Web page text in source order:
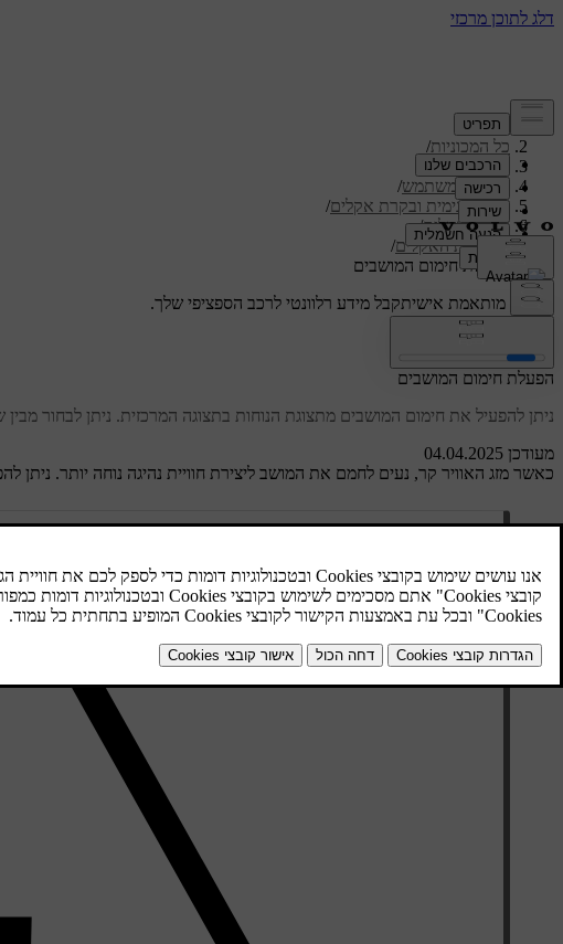
תמיכה/
כל המכוניות/
S60 2024
/
מדריך למשתמש/
נוחות פנימית ובקרת אקלים/
בקרת אקלים/
בקרות האקלים/
הפעלת חימום המושבים
תמיכה מותאמת אישיתקבל מידע רלוונטי לרכב הספציפי שלך.
מעודכן 04.04.2025
הפעלת חימום המושבים
ניתן להפעיל את חימום המושבים מתצוגת הנוחות בתצוגה המרכזית. ניתן לבחור מבין
כאשר מזג האוויר קר, נעים לחמם את המושב ליצירת חוויית נהיגה נוחה יותר. ניתן